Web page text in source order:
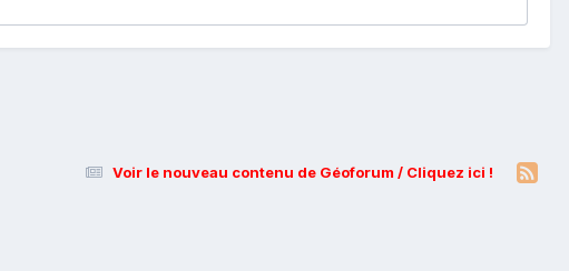
Voir le nouveau contenu de Géoforum / Cliquez ici !